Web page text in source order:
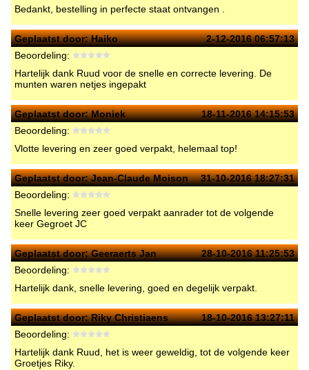
Bedankt, bestelling in perfecte staat ontvangen .
Geplaatst door:Haiko
2-12-2016 06:57:13
Beoordeling:
Hartelijk dank Ruud voor de snelle en correcte levering. De
munten waren netjes ingepakt
Geplaatst door:Moniek
18-11-2016 14:15:53
Beoordeling:
Vlotte levering en zeer goed verpakt, helemaal top!
Geplaatst door:Jean-Claude Moison
31-10-2016 18:27:31
Beoordeling:
Snelle levering zeer goed verpakt aanrader tot de volgende
keer Gegroet JC
Geplaatst door:Geeraerts Jan
28-10-2016 11:25:53
Beoordeling:
Hartelijk dank, snelle levering, goed en degelijk verpakt.
Geplaatst door:Riky Christiaens
18-10-2016 13:27:11
Beoordeling:
Hartelijk dank Ruud, het is weer geweldig, tot de volgende keer
Groetjes Riky.